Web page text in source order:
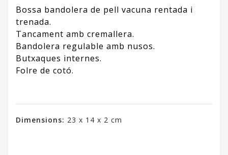
Bossa bandolera de pell vacuna rentada i
trenada.
Tancament amb cremallera.
Bandolera regulable amb nusos.
Butxaques internes.
Folre de cotó.
Dimensions: 23 x 14 x 2 cm